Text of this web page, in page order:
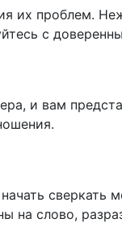
их проблем.
с
и вам
на слово,